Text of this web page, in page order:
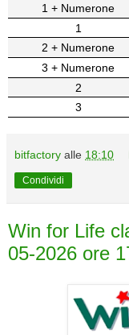
1 + Numerone
1
2 + Numerone
3 + Numerone
2
3
bitfactory alle 18:10
Condividi
Win for Life
05-2026 ore